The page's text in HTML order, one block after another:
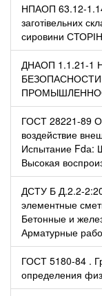
НПАОП 63.12-
заготівельних
сировини
ДНАОП 1.1.21-1
ГОСТ 28221-89
воздействие
Испытание Fdа:
Высокая
ДСТУ Б Д.2.2-
элементные
Бетонные и
Арматурные
ГОСТ 5180-84 .
определения